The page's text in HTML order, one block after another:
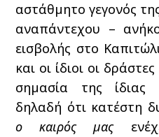
αστάθμητο γεγονός
αναπάντεχου –
εισβολής στο
και οι ίδιοι οι
σημασία της ίδιας
δηλαδή ότι κατέστη
ο καιρός μας